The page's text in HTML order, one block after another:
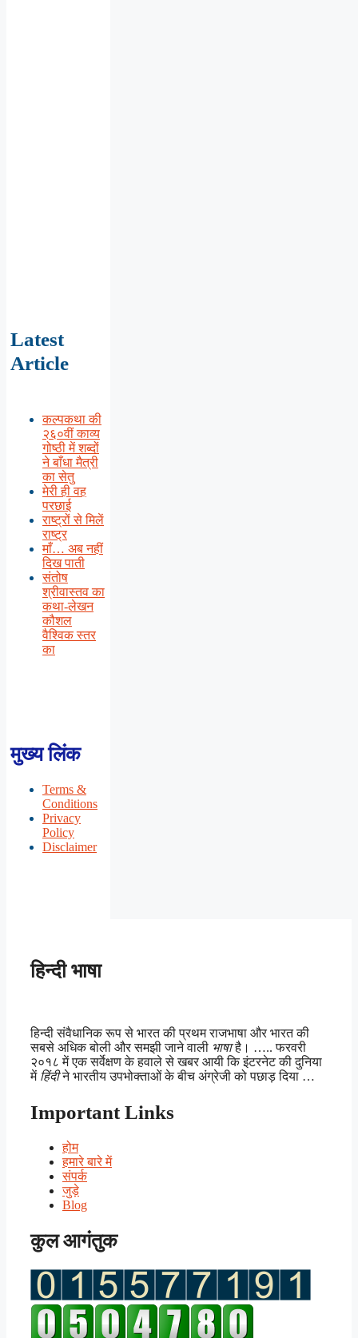
Latest
Article
कल्पकथा की
२६०वीं काव्य
गोष्ठी में शब्दों
ने बाँधा मैत्री
का सेतु
मेरी ही वह
परछाई
राष्ट्रों से मिलें
राष्ट्र
माँ… अब नहीं
दिख पाती
संतोष
श्रीवास्तव का
कथा-लेखन
कौशल
वैश्विक स्तर
का
मुख्य लिंक
Terms &
Conditions
Privacy
Policy
Disclaimer
हिन्दी भाषा
हिन्दी संवैधानिक रूप से भारत की प्रथम राजभाषा और भारत की
सबसे अधिक बोली और समझी जाने वाली भाषाहै। ….. फरवरी
२०१८ में एक सर्वेक्षण के हवाले से खबर आयी कि इंटरनेट की दुनिया
में हिंदीने भारतीय उपभोक्ताओं के बीच अंग्रेजी को पछाड़ दिया …
Important Links
होम
हमारे बारे में
संपर्क
जुड़े
Blog
कुल आगंतुक